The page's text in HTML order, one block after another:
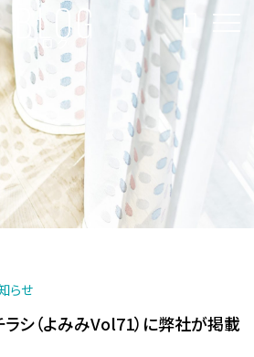
BLOG
ブログ
らせ
シ（よみみvol71）に弊社が掲載